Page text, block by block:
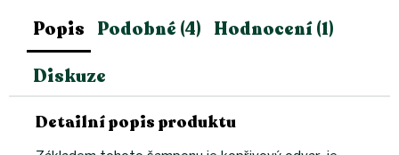
Popis Podobné (4) Hodnocení (1)
Diskuze
Detailní popis produktu